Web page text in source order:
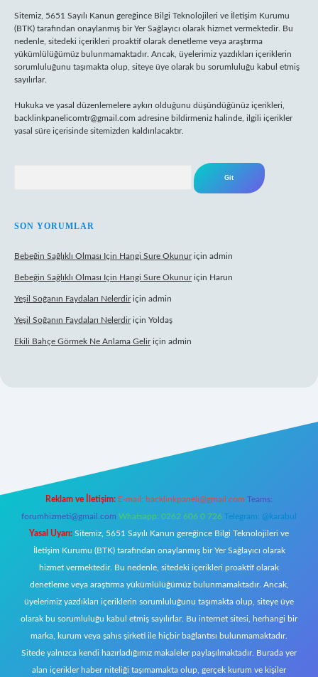
Sitemiz, 5651 Sayılı Kanun gereğince Bilgi Teknolojileri ve İletişim Kurumu
(BTK) tarafından onaylanmış bir Yer Sağlayıcı olarak hizmet vermektedir. Bu
nedenle, sitedeki içerikleri proaktif olarak denetleme veya araştırma
yükümlülüğümüz bulunmamaktadır. Ancak, üyelerimiz yazdıkları içeriklerin
sorumluluğunu taşımakta olup, siteye üye olarak bu sorumluluğu kabul etmiş
sayılırlar.
Hukuka ve yasal düzenlemelere aykırı olduğunu düşündüğünüz içerikleri,
backlinkpanelicomtr@gmail.com adresine bildirmeniz halinde, ilgili içerikler
yasal süre içerisinde sitemizden kaldırılacaktır.
SON YORUMLAR
Bebeğin Sağlıklı Olması Için Hangi Sure Okunuriçin admin
Bebeğin Sağlıklı Olması Için Hangi Sure Okunuriçin Harun
Yeşil Soğanın Faydaları Nelerdiriçin admin
Yeşil Soğanın Faydaları Nelerdiriçin Yoldaş
Ekili Bahçe Görmek Ne Anlama Geliriçin admin
Reklam ve İletişim: E-mail: backlinkpaneli@gmail.com Teams:
forumhizmeti@gmail.com Whatsapp: 0262 606 0 726 Telegram: @karabul
Yasal Uyarı: Sitemiz, 5651 Sayılı Kanun gereğince Bilgi Teknolojileri ve
İletişim Kurumu (BTK) tarafından onaylanmış bir Yer Sağlayıcı olarak
hizmet vermektedir. Bu nedenle, sitedeki içerikleri proaktif olarak
denetleme veya araştırma yükümlülüğümüz bulunmamaktadır. Ancak,
üyelerimiz yazdıkları içeriklerin sorumluluğunu taşımakta olup, siteye üye
olarak bu sorumluluğu kabul etmiş sayılırlar. Bu internet sitesi, herhangi bir
marka, kurum veya şahıs şirketi ile hiçbir bağlantısı bulunmamaktadır.
Sitede yalnızca kendi hazırladığımız makaleler paylaşılmaktadır. Burada yer
alan içerikler haber niteliği taşımamakta olup, gerçek kurum ve kişiler